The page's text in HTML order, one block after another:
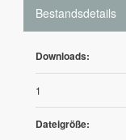
Bestandsdetails
Downloads:
1
Dateigröße: